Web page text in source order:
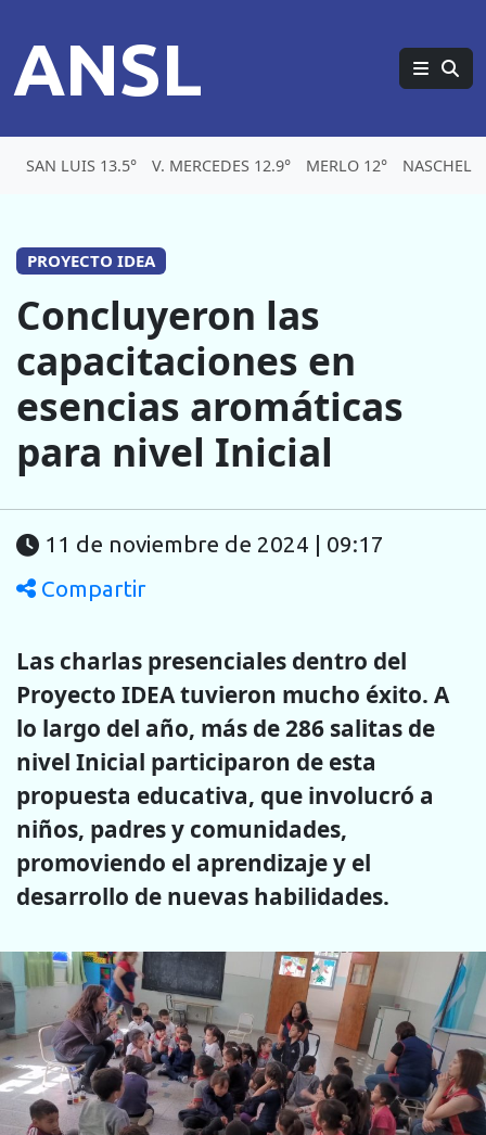
ANSL
SAN LUIS 13.5° V. MERCEDES 12.9° MERLO 12° NASCHEL
PROYECTO IDEA
Concluyeron las
capacitaciones en
esencias aromáticas
para nivel Inicial
11 de noviembre de 2024 | 09:17
Compartir
Las charlas presenciales dentro del
Proyecto IDEA tuvieron mucho éxito. A
lo largo del año, más de 286 salitas de
nivel Inicial participaron de esta
propuesta educativa, que involucró a
niños, padres y comunidades,
promoviendo el aprendizaje y el
desarrollo de nuevas habilidades.